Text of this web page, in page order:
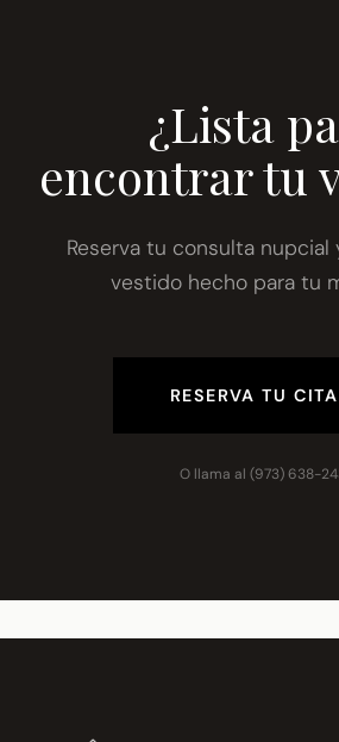
¿Lista
encontrar tu
Reserva tu consulta
vestido hecho para tu
RESERVA TU
O llama al (973) 638-